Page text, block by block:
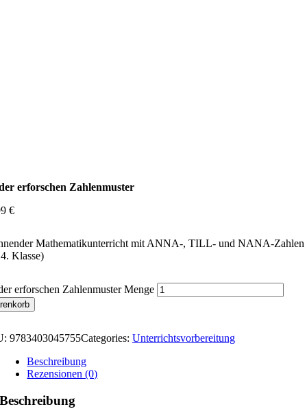
erforschen Zahlenmuster
€
Mathematikunterricht mit ANNA-, TILL- und NANA-Zahlen
Klasse)
erforschen Zahlenmuster Menge
9783403045755Categories: Unterrichtsvorbereitung
Beschreibung
Rezensionen (0)
Beschreibung